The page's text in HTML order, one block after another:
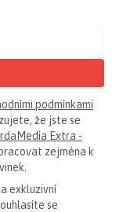
podmínkami
že jste se
Extra -
zejména k
exkluzivní
se